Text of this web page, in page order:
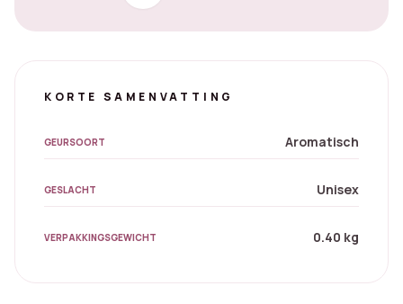
KORTE SAMENVATTING
GEURSOORT Aromatisch
GESLACHT Unisex
VERPAKKINGSGEWICHT 0.40 kg